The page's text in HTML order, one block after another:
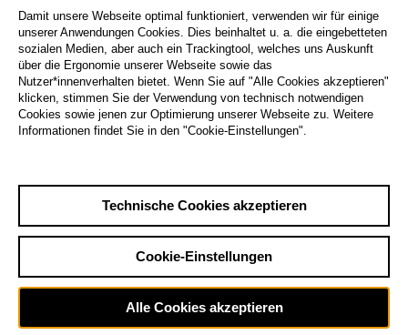
Damit unsere Webseite optimal funktioniert, verwenden wir für einige
unserer Anwendungen Cookies. Dies beinhaltet u. a. die eingebetteten
sozialen Medien, aber auch ein Trackingtool, welches uns Auskunft
über die Ergonomie unserer Webseite sowie das
Nutzer*innenverhalten bietet. Wenn Sie auf "Alle Cookies akzeptieren"
klicken, stimmen Sie der Verwendung von technisch notwendigen
Cookies sowie jenen zur Optimierung unserer Webseite zu. Weitere
Informationen findet Sie in den "Cookie-Einstellungen".
Technische Cookies akzeptieren
Cookie-Einstellungen
Alle Cookies akzeptieren